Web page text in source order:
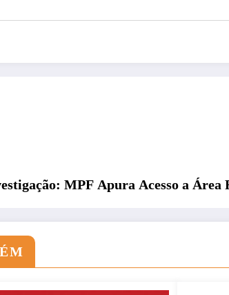
MPF Apura Acesso a